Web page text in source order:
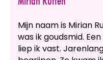
Mijn naam is Mirian
was ik goudsmid.
liep ik vast.